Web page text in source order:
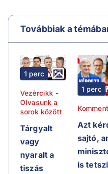
Továbbiak a
1 perc
Vezércikk -
Olvasunk a
sorok között
Tárgyalt
vagy
nyaralt a
tiszás
1 perc
Komment
Azt
sajtó,
is